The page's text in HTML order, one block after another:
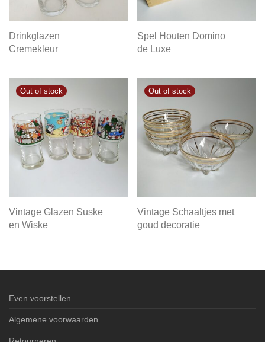
Drinkglazen
Cremekleur
Spel Houten Domino
de Luxe
Vintage Glazen Suske
en Wiske
Vintage Schaaltjes met
goud decoratie
Even voorstellen
Algemene voorwaarden